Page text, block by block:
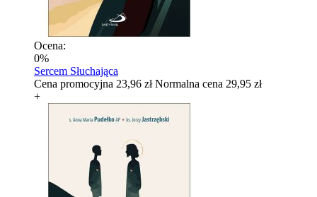
Ocena:
0%
Sercem Słuchająca
Cena promocyjna 23,96 zł Normalna cena 29,95 zł
+